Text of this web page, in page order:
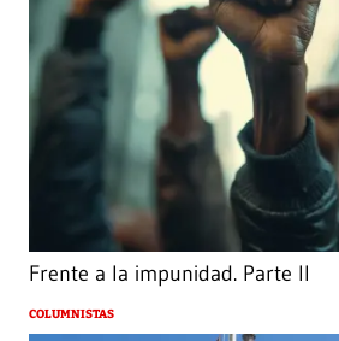
Frente a la impunidad. Parte II
COLUMNISTAS